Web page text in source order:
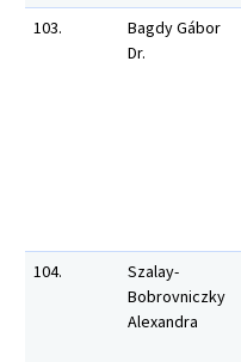
103.
Bagdy Gábor
Dr.
104.
Szalay-
Bobrovniczky
Alexandra